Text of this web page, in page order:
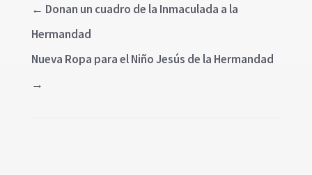
← Donan un cuadro de la Inmaculada a la
Hermandad
Nueva Ropa para el Niño Jesús de la Hermandad
→